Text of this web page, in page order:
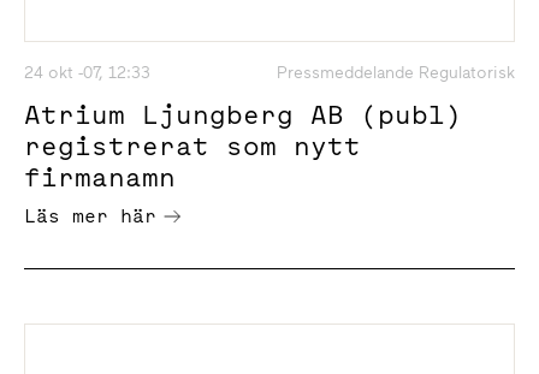
24 okt -07, 12:33 Pressmeddelande Regulatorisk
Atrium Ljungberg AB (publ)
registrerat som nytt
firmanamn
Läs mer här